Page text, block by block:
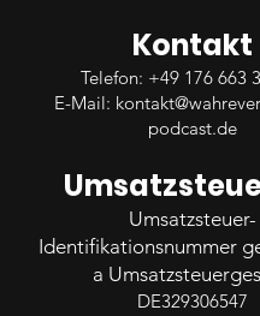
Kontakt
Telefon: +49 176 663
E-Mail:
podcast.de
Umsatzsteuer-
Identifikationsnummer
a
DE329306547